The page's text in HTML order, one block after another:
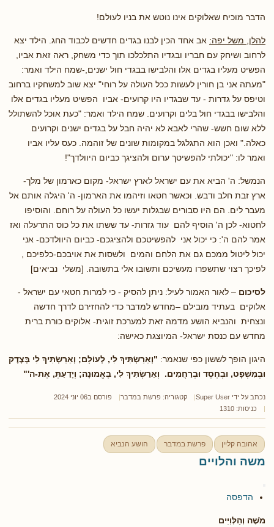
הדבר מוכיח שאלוקים אינו נוטש את בניו לעולם!
להלן, משל יפה: אב אחד הכין לבנו בגדים חדשים לכבוד החג. הילד יצא
לרחוב ושיחק עם חבריו ובגדיו התלכלכו תוך כדי משחק, ראה זאת אביו,
הפשיט מעליו בגדים אלו והלבישו בבגדי חול ישנים,-שמח הילד ואמר:
"מעתה אני בן חורין לעשות ככל העולה על רוחי" יצא שוב למשחקיו ברחוב
וטיפס על גדרות - עד שבגדיו היו קרועים- אביו הפשיט מעליו בגדים אלו
והלבישו בבגדי חול בלים וקרועים. שמח הילד ואמר: "כעת אוכל להשתולל
ללא שום חשש- שהרי לאבא לא יהיה חבל על בגדים ישנים וקרועים
כאלה." ואכן הוא התגלגל במקומות שונים של זוהמה. כעס עליו אביו
ואמר לו: "יכולתי להפשיטך ערום ולהציגך כביום היוולדך"!
הנמשל: ה' הביא את עם ישראל לארץ ישראל- מקום כארמון של מלך-
ארץ זבת חלב ודבש. וכאשר חטאו וזיהמו את הארמון- ה' היגלה אותם אל
מעבר לים. הם היו סבורים שבגלות יעשו כל העולה על רוחם. והוסיפו
לחטוא- לכן ה' הוסיף להם עוד גזרות- עד ששתו את כל כוס התרעלה ואז
אמר להם ה': כי יכול אני להפשיטכם ולהציגכם- כביום היוולדכם- אני
יכול ליטול ממכם גם את הלחם והמים ולשסות את אויבכם-כלפיכם ,
לפיכך רצוי שתשפרו מעשיכם ותשובו אלי בתשובה. [משלי נביאים]
לסיכום – לאור האמור לעיל: ניתן להסיק - כי למרות חטאי עם ישראל -
אלוקים בעתיד מובילם –מחדש למדבר כדי להחזירם לדרך חדשה
ונצחית והנביא הושע מדמה זאת למערכת זוגית- אלוקים כורת ברית
מחדש עם כנסת ישראל- המיוצגת כאישה:
היגון הופך לששון כפי שנאמר: "וְאֵרַשְׂתִּיךְ לִי, לְעוֹלָם; וְאֵרַשְׂתִּיךְ לִי בְּצֶדֶק
וּבְמִשְׁפָּט, וּבְחֶסֶד וּבְרַחֲמִים. וְאֵרַשְׂתִּיךְ לִי, בֶּאֱמוּנָה; וְיָדַעַתְּ, אֶת-ה'"
נכתב על ידי Super User קטגוריה: פרשת במדבר
פורסם ב06 יוני 2024
כניסות: 1310
אהובה קליין פרשת במדבר הושע הנביא
משה והלויים
הדפסה
מֹשֶׁה וְהַלְּוִיִּים